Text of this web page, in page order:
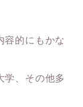
容的にもかな
学、その他多